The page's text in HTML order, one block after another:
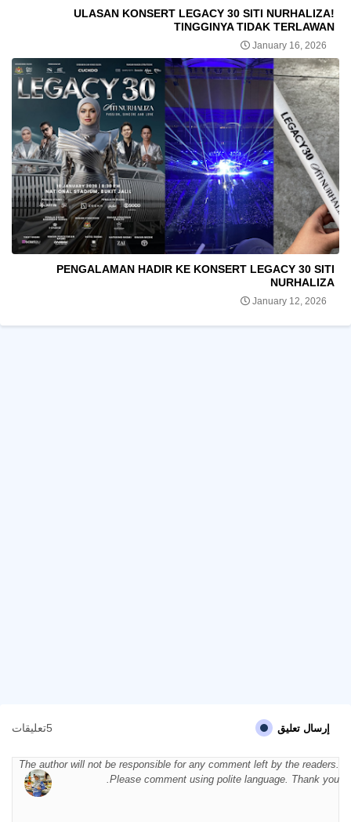
ULASAN KONSERT LEGACY 30 SITI NURHALIZA!
TINGGINYA TIDAK TERLAWAN
January 16, 2026
PENGALAMAN HADIR KE KONSERT LEGACY 30 SITI
NURHALIZA
January 12, 2026
إرسال تعليق 5تعليقات
The author will not be responsible for any comment left by the readers.
Please comment using polite language. Thank you.